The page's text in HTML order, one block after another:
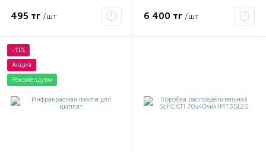
495 тг /шт 6 400 тг /шт
-11%
Акция
Рекомендуем